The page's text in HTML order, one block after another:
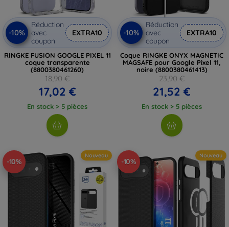
-10%
Réduction
avec
coupon
EXTRA10
RINGKE FUSION GOOGLE PIXEL 11
coque transparente
(8800380461260)
18,90 €
17,02 €
En stock > 5 pièces
-10%
Réduction
avec
coupon
EXTRA10
Coque RINGKE ONYX MAGNETIC
MAGSAFE pour Google Pixel 11,
noire (8800380461413)
23,90 €
21,52 €
En stock > 5 pièces
-10%
Nouveau
-10%
Nouveau